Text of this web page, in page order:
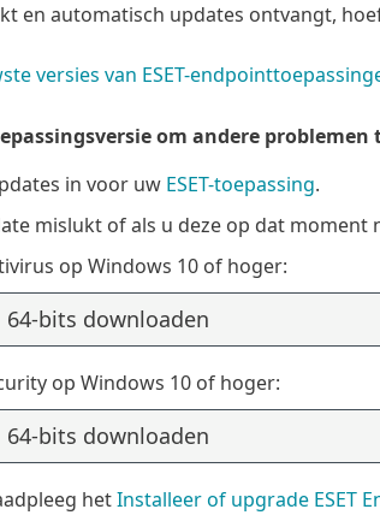
en automatisch updates ontvangt,
versies van ESET-
om andere problemen
in voor uw ESET-toepassing.
mislukt of als u deze op dat
op Windows 10 of hoger:
64-bits downloaden
op Windows 10 of hoger:
64-bits downloaden
hetInstalleer of upgrade ESET